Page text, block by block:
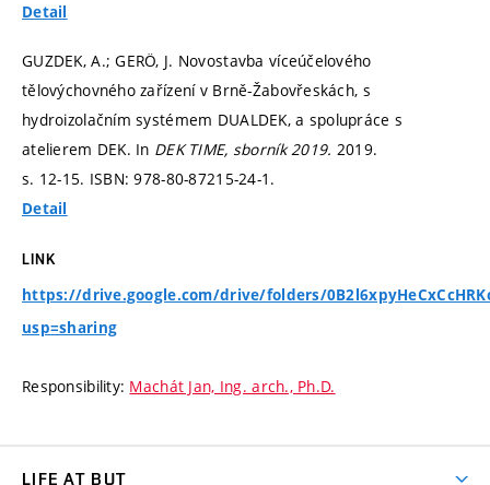
Detail
GUZDEK, A.; GERÖ, J. Novostavba víceúčelového
tělovýchovného zařízení v Brně-Žabovřeskách, s
hydroizolačním systémem DUALDEK, a spolupráce s
atelierem DEK. In DEK TIME, sborník 2019. 2019.
s. 12-15. ISBN: 978-80-87215-24-1.
Detail
LINK
https://drive.google.com/drive/folders/
usp=sharing
Responsibility: Machát Jan, Ing. arch., Ph.D.
LIFE AT BUT